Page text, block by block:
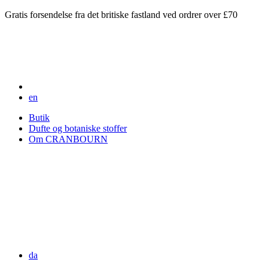
Gratis forsendelse fra det britiske fastland ved ordrer over £70
en
Butik
Dufte og botaniske stoffer
Om CRANBOURN
da